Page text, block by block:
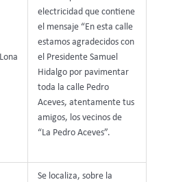
Lona
electricidad que contiene
el mensaje “En esta calle
estamos agradecidos con
el Presidente Samuel
Hidalgo por pavimentar
toda la calle Pedro
Aceves, atentamente tus
amigos, los vecinos de
“La Pedro Aceves”.
Se localiza, sobre la